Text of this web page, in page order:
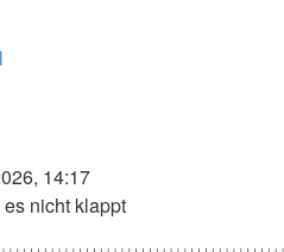
14:17
nicht klappt